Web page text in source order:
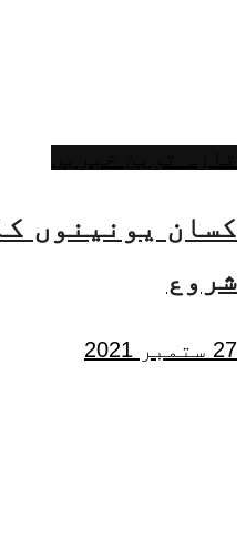
کسان یونینوں
شروع
27 ستمبر 2021